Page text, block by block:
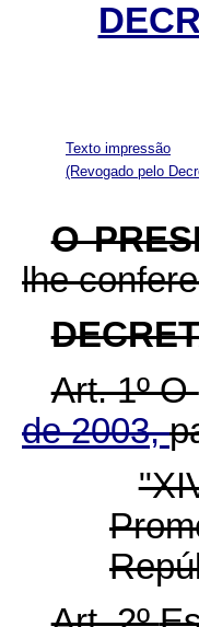
Texto impressão
(Revogado pelo
O
lhe
Art. 1º O
de 2003,